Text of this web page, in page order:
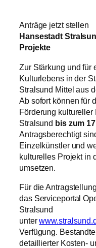
Anträge jetzt stellen
Hansestadt
Projekte
Zur Stärkung und für
Kulturlebens in der
Stralsund Mittel aus
Ab sofort können für
Förderung
Stralsund bis zum
Antragsberechtigt
Einzelkünstler und
kulturelles Projekt in
umsetzen.
Für die
das Serviceportal
Stralsund
unter
Verfügung.
detaillierter Kosten-